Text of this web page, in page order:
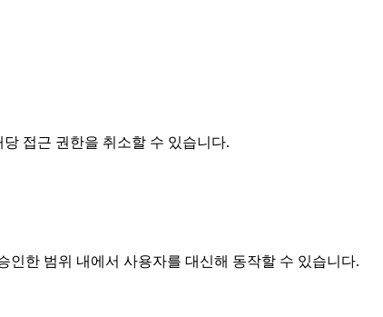
접근 권한을 취소할 수 있습니다.
인한 범위 내에서 사용자를 대신해 동작할 수 있습니다.